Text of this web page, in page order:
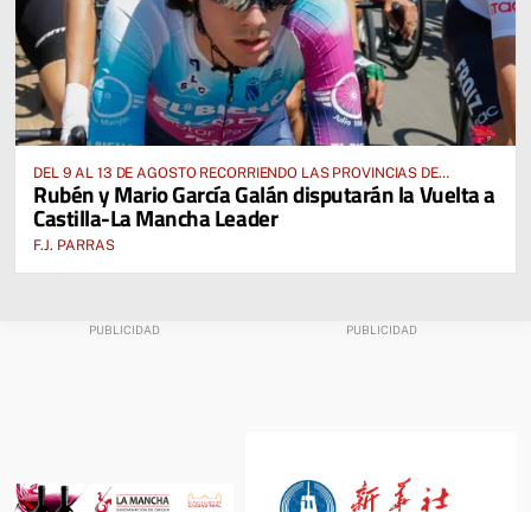
DEL 9 AL 13 DE AGOSTO RECORRIENDO LAS PROVINCIAS DE
CUENCA, ALBACETE, TOLEDO Y CIUDAD REAL
Rubén y Mario García Galán disputarán la Vuelta a
Castilla-La Mancha Leader
F.J. PARRAS